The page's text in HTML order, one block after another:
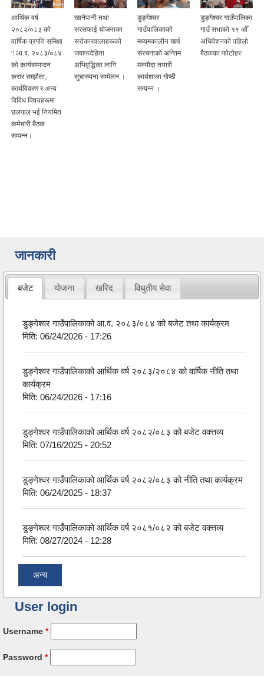
आर्थिक वर्ष
२०८२/०८३ काे
वार्षिक प्रगति समिक्षा
र आ.व. २०८३/०८४
काे कार्यसम्पादन
करार सम्झौता,
कार्यविवरण र अन्य
विविध विषयहरूमा
छलफल भई नियमित
कर्मचारी बैठक
सम्पन्न।
खानेपानी तथा
सरसफाई याेजनाका
सराेकारवालाहरूकाे
जवाफदेहिता
अभिवृद्धिका लागि
सुचारुपना सम्मेलन ।
डुङ्गेश्वर
गाउँपालिकाको
मध्यमकालीन खर्च
संरचनाको अन्तिम
मस्यौदा तयारी
कार्यशाला गोष्ठी
सम्पन्न ।
डुङ्गेश्वर गाउँपालिका
गाउँ सभाको १९ औँ
अधिवेशनको पहिलो
बैठकका फोटोहरु
जानकारी
बजेट याेजना खरिद विधुतीय सेवा
डुङ्गेश्वर गाउँपालिकाको आ.व. २०८३/०८४ को बजेट तथा कार्यक्रम
मिति:06/24/2026 - 17:26
डुङ्गेश्वर गाउँपालिकाको आर्थिक वर्ष २०८३/२०८४ को वार्षिक नीति तथा
कार्यक्रम
मिति:06/24/2026 - 17:16
डुङ्गेश्वर गाउँपालिकाको आर्थिक वर्ष २०८२/०८३ को बजेट वक्त्तव्य
मिति:07/16/2025 - 20:52
डुङ्गेश्वर गाउँपालिकाको आर्थिक वर्ष २०८२/०८३ को नीति तथा कार्यक्रम
मिति:06/24/2025 - 18:37
डुङ्गेश्वर गाउँपालिकाको आर्थिक वर्ष २०८१/०८२ को बजेट वक्त्तव्य
मिति:08/27/2024 - 12:28
अन्य
User login
Username *
Password *